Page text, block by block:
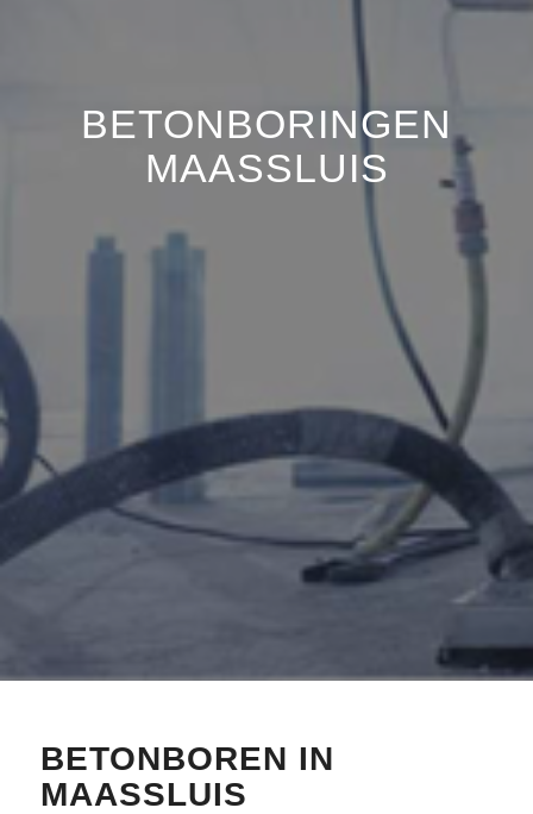
BETONBORINGEN
MAASSLUIS
BETONBOREN IN
MAASSLUIS